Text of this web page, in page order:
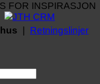
FOR INSPIRASJON
Retningslinjer